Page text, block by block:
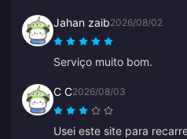
Jahan zaib2026/08/02
Serviço muito bom.
C C2026/08/03
Usei este site para